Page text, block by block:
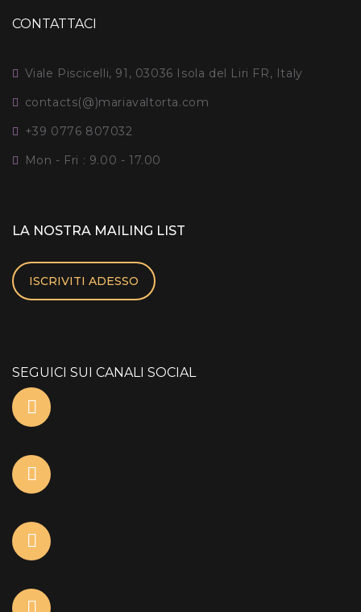
CONTATTACI
Viale Piscicelli, 91, 03036 Isola del Liri FR, Italy
contacts(@)mariavaltorta.com
+39 0776 807032
Mon - Fri : 9.00 - 17.00
LA NOSTRA MAILING LIST
ISCRIVITI ADESSO
SEGUICI SUI CANALI SOCIAL